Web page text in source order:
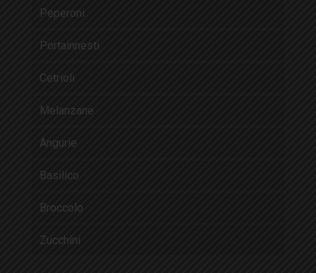
Peperoni
Portainnesti
Cetrioli
Melanzane
Angurie
Basilico
Broccolo
Zucchini